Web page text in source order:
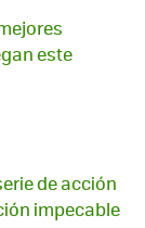
este
de acción
impecable